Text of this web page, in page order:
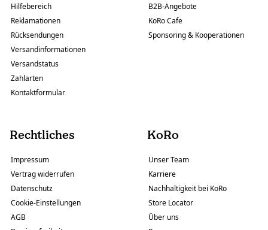
Hilfebereich
Reklamationen
Rücksendungen
Versandinformationen
Versandstatus
Zahlarten
Kontaktformular
B2B-Angebote
KoRo Cafe
Sponsoring & Kooperationen
Rechtliches
Impressum
Vertrag widerrufen
Datenschutz
Cookie-Einstellungen
AGB
KoRo
Unser Team
Karriere
Nachhaltigkeit bei KoRo
Store Locator
Über uns